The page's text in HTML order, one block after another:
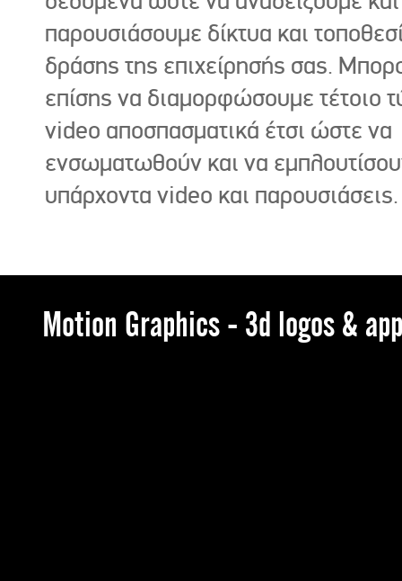
παρουσιάσουμε δίκτυα και
δράσης της επιχείρησής σας.
επίσης να διαμορφώσουμε τέτοιο
video αποσπασματικά έτσι ώστε να
ενσωματωθούν και να
υπάρχοντα video και παρουσιάσεις.
Motion Graphics - 3d logos &